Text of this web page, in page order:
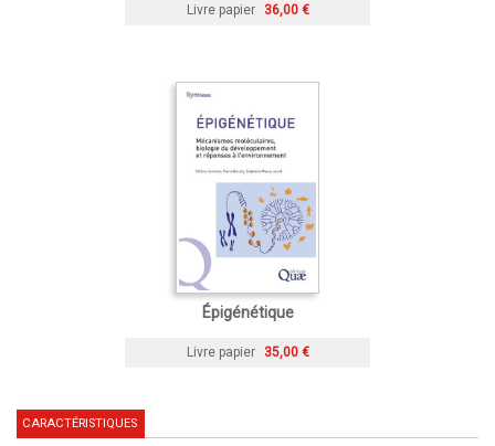
Livre papier 36,00 €
Épigénétique
Livre papier 35,00 €
CARACTÉRISTIQUES